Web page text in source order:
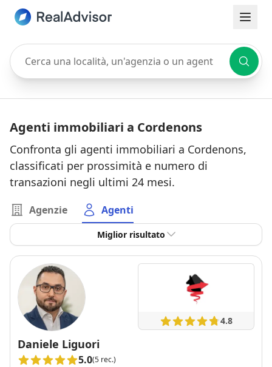
Cerca una località, un'agenzia o un agente
Agenti immobiliari a Cordenons
Confronta gli agenti immobiliari a Cordenons,
classificati per prossimità e numero di
transazioni negli ultimi 24 mesi.
Agenzie Agenti
Miglior risultato
4.8
Daniele Liguori
5.0(5 rec.)